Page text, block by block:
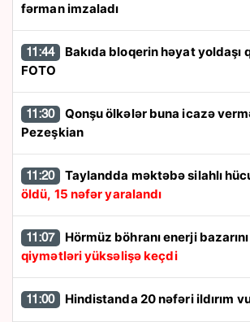
fərman imzaladı
11:44
FOTO
11:30
Pezeşkian
11:20 Taylandda məktəbə silahlı
öldü, 15 nəfər yaralandı
11:07 Hörmüz böhranı enerji
qiymətləri yüksəlişə keçdi
11:00 Hindistanda 20 nəfəri ildırım